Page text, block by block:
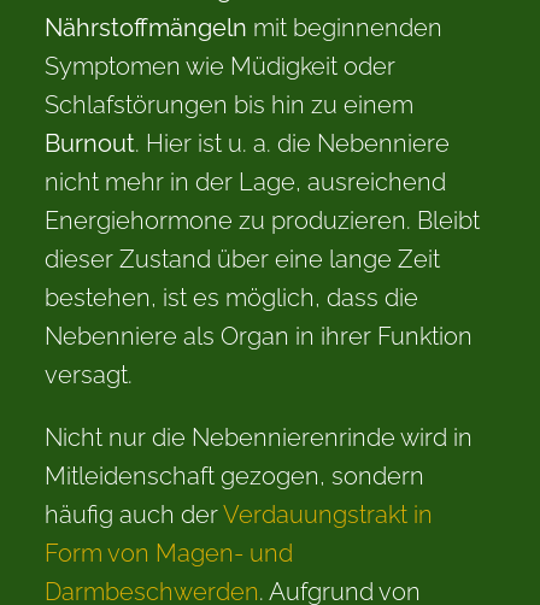
Nährstoffmängeln mit beginnenden
Symptomen wie Müdigkeit oder
Schlafstörungen bis hin zu einem
Burnout. Hier ist u. a. die Nebenniere
nicht mehr in der Lage, ausreichend
Energiehormone zu produzieren. Bleibt
dieser Zustand über eine lange Zeit
bestehen, ist es möglich, dass die
Nebenniere als Organ in ihrer Funktion
versagt.
Nicht nur die Nebennierenrinde wird in
Mitleidenschaft gezogen, sondern
häufig auch derVerdauungstrakt in
Form von Magen- und
Darmbeschwerden. Aufgrund von